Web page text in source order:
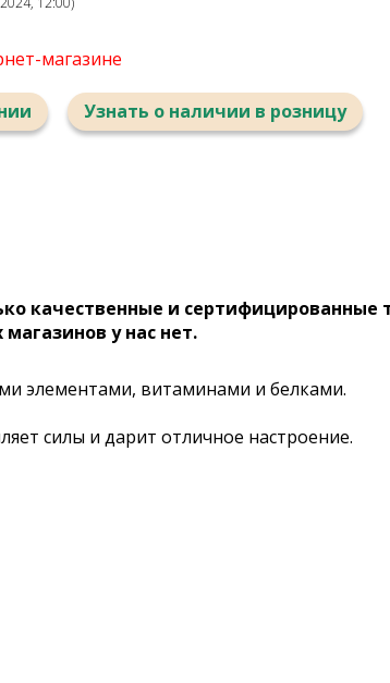
магазине
Узнать о наличии в розницу
качественные и сертифицированные
магазинов у нас нет.
элементами, витаминами и белками.
силы и дарит отличное настроение.